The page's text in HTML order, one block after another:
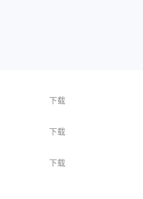
下载
下载
下载